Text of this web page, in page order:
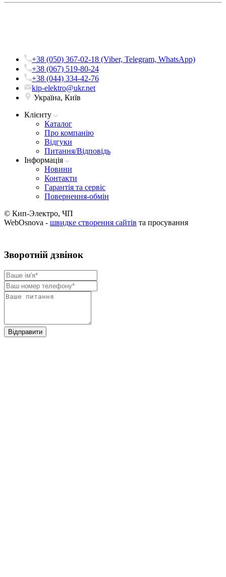
+38 (050) 367-02-18 (Viber, Telegram, WhatsApp)
+38 (067) 519-80-24
+38 (044) 334-42-76
kip-elektro@ukr.net
Україна, Київ
Клієнту
Каталог
Про компанію
Вiдгуки
Питання/Відповідь
Iнформацiя
Новини
Контакти
Гарантія та сервіс
Повернення-обмін
© Кип-Электро, ЧП
WebOsnova - швидке створення сайтів та просування
Зворотнiй дзвiнок